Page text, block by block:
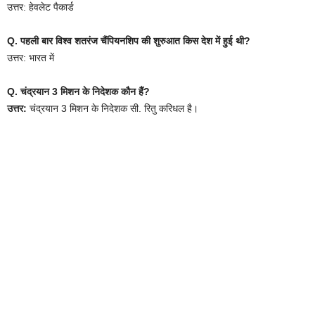
उत्तर: हेवलेट पैकार्ड
Q. पहली बार विश्व शतरंज चैंपियनशिप की शुरुआत किस देश में हुई थी?
उत्तर: भारत में
Q. चंद्रयान 3 मिशन के निदेशक कौन हैं?
उत्तर: चंद्रयान 3 मिशन के निदेशक सी. रितु करिधल है।